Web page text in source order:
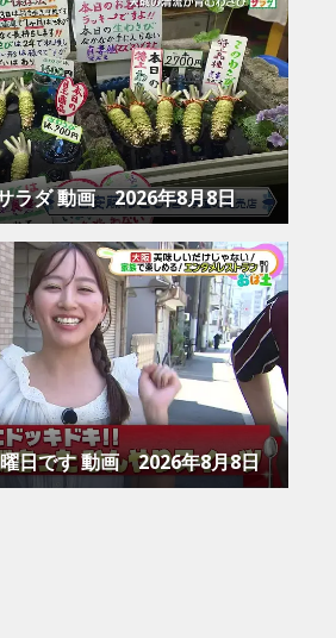
ラダ 動画 2026年8月8日
日です 動画 2026年8月8日